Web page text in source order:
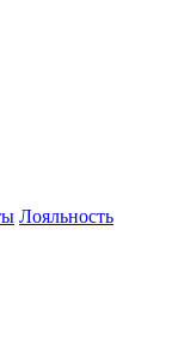
Лояльность